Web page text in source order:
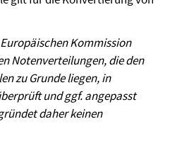
Kommission
Notenver­teilungen, die den
zu Grunde liegen, in
und ggf. angepasst
daher keinen